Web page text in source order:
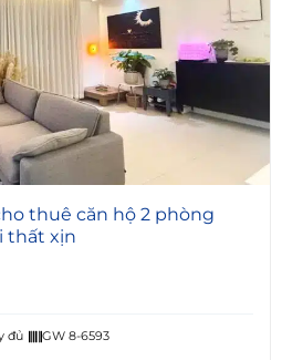
thuê căn hộ 2 phòng
thất xịn
đủ GW 8-6593